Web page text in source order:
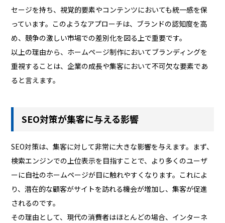
セージを持ち、視覚的要素やコンテンツにおいても統一感を保
っています。このようなアプローチは、ブランドの認知度を高
め、競争の激しい市場での差別化を図る上で重要です。
以上の理由から、ホームページ制作においてブランディングを
重視することは、企業の成長や集客において不可欠な要素であ
ると言えます。
SEO対策が集客に与える影響
SEO対策は、集客に対して非常に大きな影響を与えます。まず、
検索エンジンでの上位表示を目指すことで、より多くのユーザ
ーに自社のホームページが目に触れやすくなります。これによ
り、潜在的な顧客がサイトを訪れる機会が増加し、集客が促進
されるのです。
その理由として、現代の消費者はほとんどの場合、インターネ